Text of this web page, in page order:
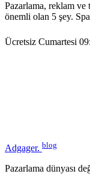
Pazarlama, reklam ve
önemli olan 5 şey.
Ücretsiz Cumartesi
Adgager. blog
Pazarlama dünyası